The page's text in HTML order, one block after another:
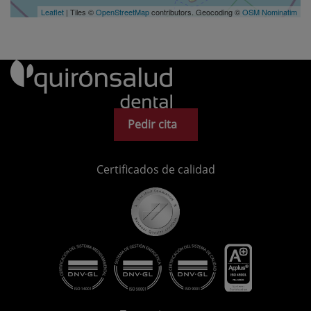
Leaflet | Tiles ©OpenStreetMapcontributors. Geocoding ©OSM Nominatim
Pedir cita
Certificados de calidad